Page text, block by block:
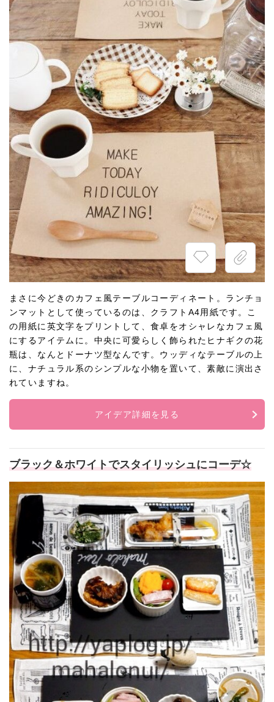
まさに今どきのカフェ風テーブルコーディネート。ランチョ
ンマットとして使っているのは、クラフトA4用紙です。こ
の用紙に英文字をプリントして、食卓をオシャレなカフェ風
にするアイテムに。中央に可愛らしく飾られたヒナギクの花
瓶は、なんとドーナツ型なんです。ウッディなテーブルの上
に、ナチュラル系のシンプルな小物を置いて、素敵に演出さ
れていますね。
アイデア詳細を見る
ブラック＆ホワイトでスタイリッシュにコーデ☆